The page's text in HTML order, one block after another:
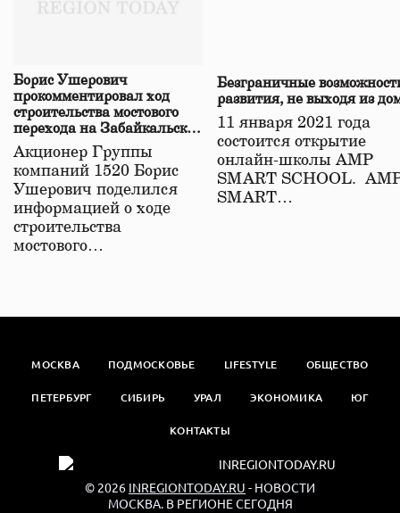
Борис Ушерович
прокомментировал ход
строительства мостового
перехода на Забайкальской
железной дороге
Акционер Группы
компаний 1520 Борис
Ушерович поделился
информацией о ходе
строительства
мостового…
Безграничные
развития, не выходя из
11 января 2021 года
состоится открытие
онлайн-школы АМР
SMART SCHOOL.
SMART…
МОСКВА ПОДМОСКОВЬЕ LIFESTYLE ОБЩЕСТВО
ПЕТЕРБУРГ СИБИРЬ УРАЛ ЭКОНОМИКА ЮГ
КОНТАКТЫ
© 2026 INREGIONTODAY.RU - НОВОСТИ
МОСКВА. В РЕГИОНЕ СЕГОДНЯ